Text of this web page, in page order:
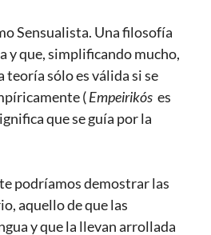
Sensualista. Una filosofía
y que, simplificando mucho,
teoría sólo es válida si se
(Empeirikós es
que se guía por la
podríamos demostrar las
aquello de que las
y que la llevan arrollada